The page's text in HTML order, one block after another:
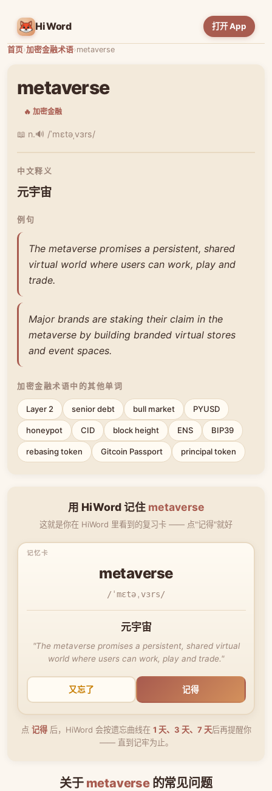
HiWord 打开 App
首页›加密金融术语›metaverse
metaverse
🔥 加密金融
📖 n.🔊 /ˈmɛtəˌvɜrs/
中文释义
元宇宙
例句
The metaverse promises a persistent, shared
virtual world where users can work, play and
trade.
Major brands are staking their claim in the
metaverse by building branded virtual stores
and event spaces.
加密金融术语中的其他单词
Layer 2 senior debt bull market PYUSD
honeypot CID block height ENS BIP39
rebasing token Gitcoin Passport principal token
用 HiWord 记住 metaverse
这就是你在 HiWord 里看到的复习卡 —— 点"记得"就好
metaverse
/ˈmɛtəˌvɜrs/
元宇宙
"The metaverse promises a persistent, shared virtual
world where users can work, play and trade."
又忘了 记得
点 记得后，HiWord 会按遗忘曲线在 1 天、3 天、7 天后再提醒你
—— 直到记牢为止。
关于 metaverse的常见问题